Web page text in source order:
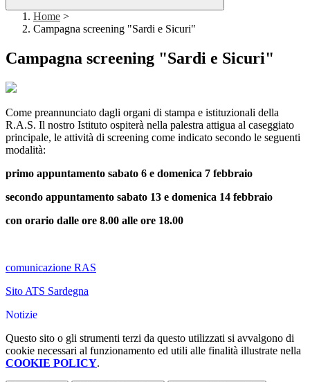
Home >
Campagna screening "Sardi e Sicuri"
Campagna screening "Sardi e Sicuri"
Come preannunciato dagli organi di stampa e istituzionali della
R.A.S. Il nostro Istituto ospiterà nella palestra attigua al caseggiato
principale, le attività di screening come indicato secondo le seguenti
modalità:
primo appuntamento sabato 6 e domenica 7 febbraio
secondo appuntamento sabato 13 e domenica 14 febbraio
con orario dalle ore 8.00 alle ore 18.00
comunicazione RAS
Sito ATS Sardegna
Notizie
Questo sito o gli strumenti terzi da questo utilizzati si avvalgono di
cookie necessari al funzionamento ed utili alle finalità illustrate nella
COOKIE POLICY.